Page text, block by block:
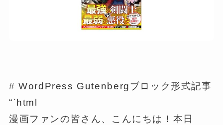
# WordPress Gutenbergブロック形式記事
“`html
漫画ファンの皆さん、こんにちは！本日